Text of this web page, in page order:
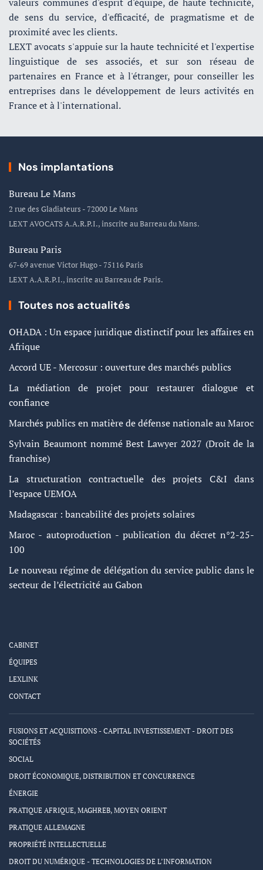
de sens du service, d'efficacité, de pragmatisme et de
proximité avec les clients.
LEXT avocats s'appuie sur la haute technicité et l'expertise
linguistique de ses associés, et sur son réseau de
partenaires en France et à l'étranger, pour conseiller les
entreprises dans le développement de leurs activités en
France et à l'international.
Nos implantations
Bureau Le Mans
2 rue des Gladiateurs - 72000 Le Mans
LEXT AVOCATS A.A.R.P.I., inscrite au Barreau du Mans.
Bureau Paris
67-69 avenue Victor Hugo - 75116 Paris
LEXT A.A.R.P.I., inscrite au Barreau de Paris.
Toutes nos actualités
OHADA : Un espace juridique distinctif pour les affaires en
Afrique
Accord UE - Mercosur : ouverture des marchés publics
La médiation de projet pour restaurer dialogue et
confiance
Marchés publics en matière de défense nationale au Maroc
Sylvain Beaumont nommé Best Lawyer 2027 (Droit de la
franchise)
La structuration contractuelle des projets C&I dans
l’espace UEMOA
Madagascar : bancabilité des projets solaires
Maroc - autoproduction - publication du décret n°2-25-
100
Le nouveau régime de délégation du service public dans le
secteur de l’électricité au Gabon
CABINET
ÉQUIPES
LEXLINK
CONTACT
FUSIONS ET ACQUISITIONS - CAPITAL INVESTISSEMENT - DROIT DES
SOCIÉTÉS
SOCIAL
DROIT ÉCONOMIQUE, DISTRIBUTION ET CONCURRENCE
ÉNERGIE
PRATIQUE AFRIQUE, MAGHREB, MOYEN ORIENT
PRATIQUE ALLEMAGNE
PROPRIÉTÉ INTELLECTUELLE
DROIT DU NUMÉRIQUE - TECHNOLOGIES DE L’INFORMATION